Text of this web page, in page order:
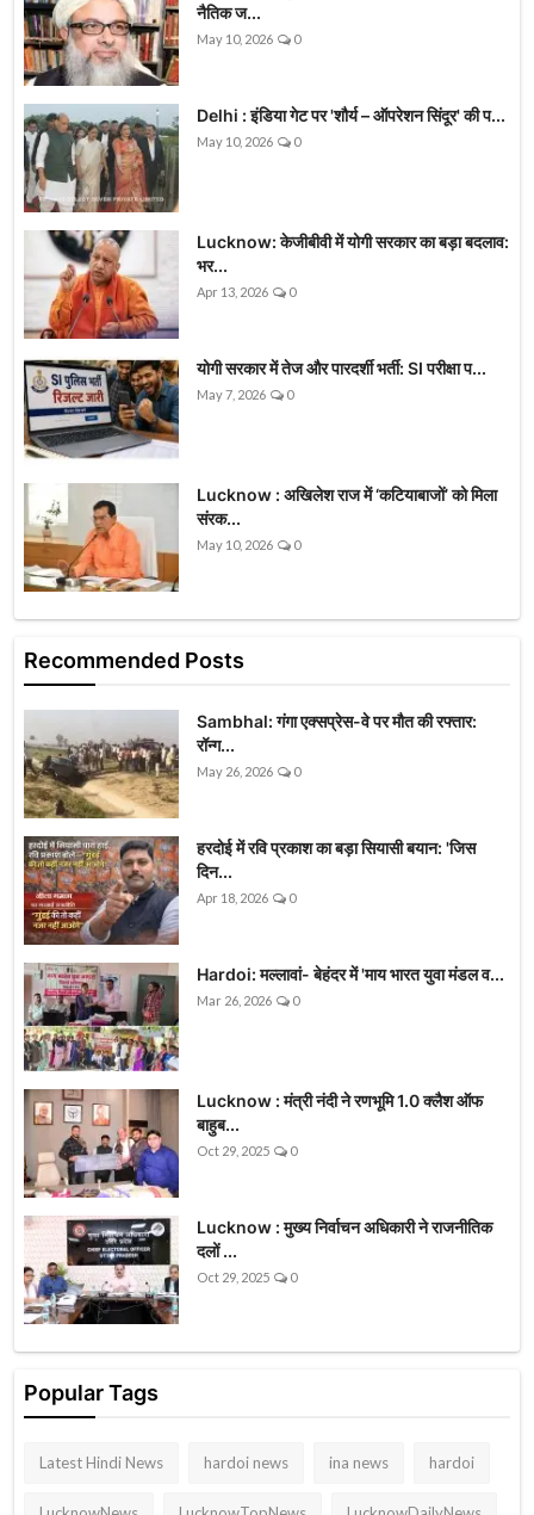
नैतिक ज...
May 10, 2026 0
Delhi : इंडिया गेट पर 'शौर्य – ऑपरेशन सिंदूर' की प...
May 10, 2026 0
Lucknow: केजीबीवी में योगी सरकार का बड़ा बदलाव:
भर...
Apr 13, 2026 0
योगी सरकार में तेज और पारदर्शी भर्ती: SI परीक्षा प...
May 7, 2026 0
Lucknow : अखिलेश राज में ‘कटियाबाजों’ को मिला
संरक...
May 10, 2026 0
Recommended Posts
Sambhal: गंगा एक्सप्रेस-वे पर मौत की रफ्तार:
रॉन्ग...
May 26, 2026 0
हरदोई में रवि प्रकाश का बड़ा सियासी बयान: 'जिस
दिन...
Apr 18, 2026 0
Hardoi: मल्लावां- बेहंदर में 'माय भारत युवा मंडल व...
Mar 26, 2026 0
Lucknow : मंत्री नंदी ने रणभूमि 1.0 क्लैश ऑफ
बाहुब...
Oct 29, 2025 0
Lucknow : मुख्य निर्वाचन अधिकारी ने राजनीतिक
दलों ...
Oct 29, 2025 0
Popular Tags
Latest Hindi News hardoi news ina news hardoi